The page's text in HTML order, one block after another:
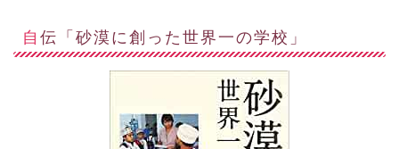
自伝「砂漠に創った世界一の学校」